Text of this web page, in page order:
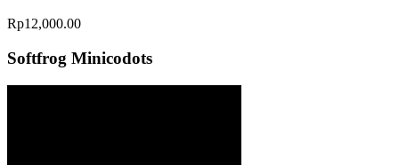
Rp12,000.00
Softfrog Minicodots